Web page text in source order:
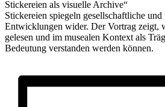
Stickereien als visuelle Archive“
Stickereien spiegeln gesellschaftliche
Entwicklungen wider. Der Vortrag zeigt,
gelesen und im musealen Kontext als
Bedeutung verstanden werden können.